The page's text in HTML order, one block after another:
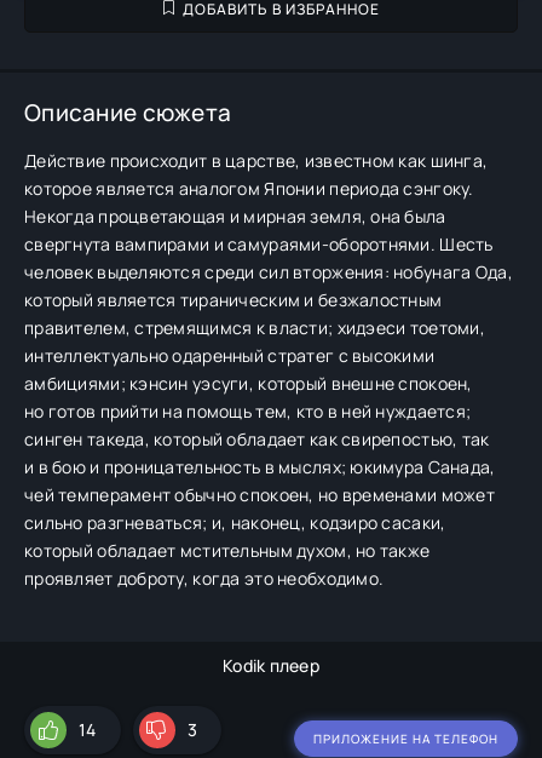
ДОБАВИТЬ В ИЗБРАННОЕ
Описание сюжета
Действие происходит в царстве, известном как шинга,
которое является аналогом Японии периода сэнгоку.
Некогда процветающая и мирная земля, она была
свергнута вампирами и самураями-оборотнями. Шесть
человек выделяются среди сил вторжения: нобунага Ода,
который является тираническим и безжалостным
правителем, стремящимся к власти; хидэеси тоетоми,
интеллектуально одаренный стратег с высокими
амбициями; кэнсин уэсуги, который внешне спокоен,
но готов прийти на помощь тем, кто в ней нуждается;
синген такеда, который обладает как свирепостью, так
и в бою и проницательность в мыслях; юкимура Санада,
чей темперамент обычно спокоен, но временами может
сильно разгневаться; и, наконец, кодзиро сасаки,
который обладает мстительным духом, но также
проявляет доброту, когда это необходимо.
Kodik плеер
14 3 ПРИЛОЖЕНИЕ НА ТЕЛЕФОН